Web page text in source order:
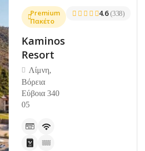
Premium
Πακέτο
Kaminos
Resort
Λίμνη,
Βόρεια
Εύβοια 340
05
4.6 (338)